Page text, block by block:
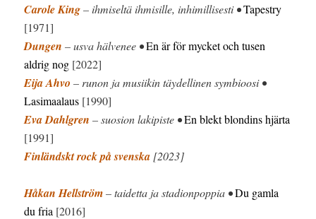
Carole King– ihmiseltä ihmisille, inhimillisesti •Tapestry
[1971]
Dungen – usva hälvenee •En är för mycket och tusen
aldrig nog [2022]
Eija Ahvo – runon ja musiikin täydellinen symbioosi •
Lasimaalaus [1990]
Eva Dahlgren – suosion lakipiste •En blekt blondins hjärta
[1991]
Finländskt rock på svenska [2023]
Håkan Hellström– taidetta ja stadionpoppia •Du gamla
du fria [2016]